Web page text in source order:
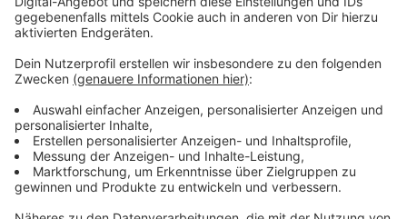
aber nicht in ihrer Wunschklinik – zu bekommen. Und
auch die umliegenden Kliniken seien mit den
zusätzlichen Patienten überlastet gewesen. Einige
mussten ihren Rettungsdienst aussetzen, so der
Klinikum wieder normal geöffnet.
Anzeige